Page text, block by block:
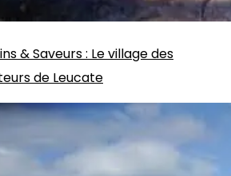
& Saveurs: Le village des
de Leucate